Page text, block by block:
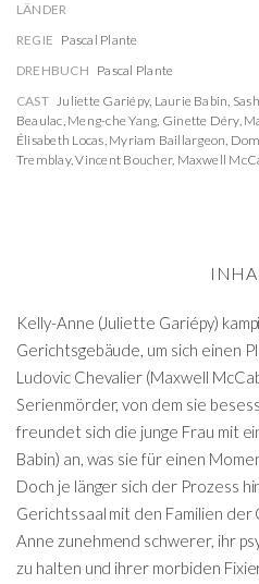
LÄNDER
REGIE Pascal Plante
DREHBUCH Pascal Plante
CAST Juliette Gariépy, Laurie Babin,
Beaulac, Meng-che Yang, Ginette Déry,
Élisabeth Locas, Myriam Baillargeon,
Tremblay,Vincent Boucher, Maxwell
Kelly-Anne (Juliette Gariépy)
Gerichtsgebäude, um sich einen
Ludovic Chevalier (Maxwell
Serienmörder, von dem sie
freundet sich die junge Frau mit
Babin) an, was sie für einen
Doch je länger sich der Prozess
Gerichtssaal mit den Familien
Anne zunehmend schwerer, ihr
zu halten und ihrer morbiden